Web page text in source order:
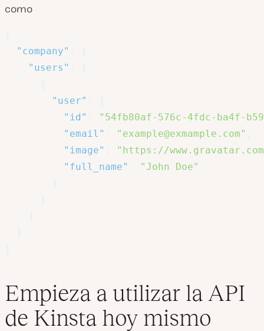
como
"company"
"users"
"user"
"id"
"54fb80af-576c-4fdc-ba4f-
"email"
"example@exmample.com"
"image"
"https://www.gravatar.com/
"full_name"
"John Doe"
Empieza a utilizar la API
de Kinsta hoy mismo